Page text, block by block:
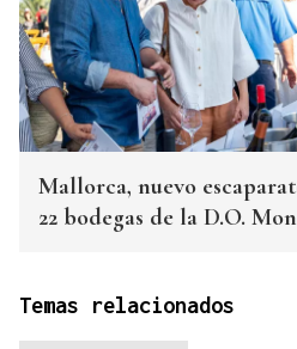
Mallorca, nuevo
22 bodegas de la D.O.
Temas relacionados